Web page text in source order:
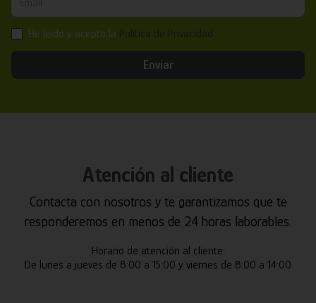
He leído y acepto la
Enviar
Atención al cliente
Contacta con nosotros y te garantizamos que te
responderemos en menos de 24 horas laborables.
Horario de atención al cliente:
De lunes a jueves de 8:00 a 15:00 y viernes de 8:00 a 14:00